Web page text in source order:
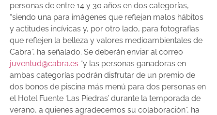
personas de entre 14 y 30 años en dos categorías,
“siendo una para imágenes que reflejan malos hábitos
y actitudes incívicas y, por otro lado, para fotografías
que reflejen la belleza y valores medioambientales de
Cabra”, ha señalado. Se deberán enviar al correo
juventud@cabra.es “y las personas ganadoras en
ambas categorías podrán disfrutar de un premio de
dos bonos de piscina más menú para dos personas en
el Hotel Fuente ‘Las Piedras’ durante la temporada de
verano, a quienes agradecemos su colaboración”, ha